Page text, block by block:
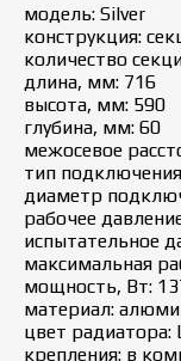
модель: Silver
конструкция:
количество
длина, мм: 716
высота, мм: 590
глубина, мм: 60
межосевое
тип
диаметр
рабочее
испытательное
максимальная
мощность, Вт:
материал:
цвет радиатора:
крепления: в